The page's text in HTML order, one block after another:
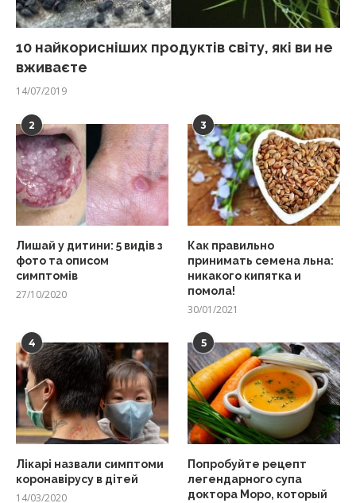
10 найкорисніших продуктів світу, які ви не
вживаєте
14/07/2019
2
Лишай у дитини: 5 видів з
фото та описом
симптомів
27/10/2020
3
Как правильно
принимать семена льна:
никакого кипятка и
помола!
30/01/2021
4
Лікарі назвали симптоми
коронавірусу в дітей
14/03/2020
5
Попробуйте рецепт
легендарного супа
доктора Моро, который